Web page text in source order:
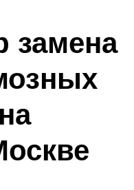
замена